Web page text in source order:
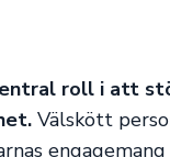
roll i att
Välskött